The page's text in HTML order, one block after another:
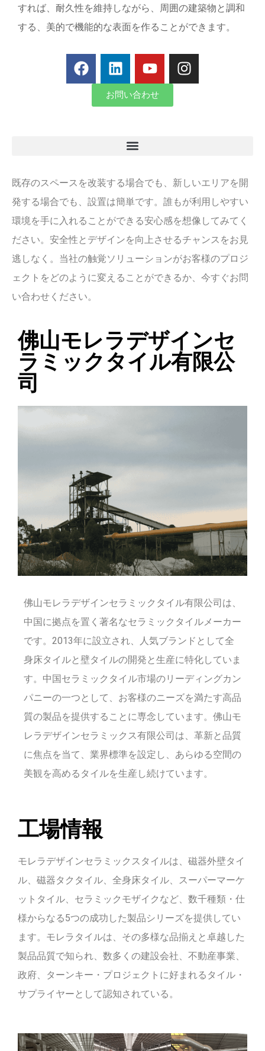
すれば、耐久性を維持しながら、周囲の建築物と調和
する、美的で機能的な表面を作ることができます。
お問い合わせ
既存のスペースを改装する場合でも、新しいエリアを開
発する場合でも、設置は簡単です。誰もが利用しやすい
環境を手に入れることができる安心感を想像してみてく
ださい。安全性とデザインを向上させるチャンスをお見
逃しなく。当社の触覚ソリューションがお客様のプロジ
ェクトをどのように変えることができるか、今すぐお問
い合わせください。
佛山モレラデザインセ
ラミックタイル有限公
司
佛山モレラデザインセラミックタイル有限公司は、
中国に拠点を置く著名なセラミックタイルメーカー
です。2013年に設立され、人気ブランドとして全
身床タイルと壁タイルの開発と生産に特化していま
す。中国セラミックタイル市場のリーディングカン
パニーの一つとして、お客様のニーズを満たす高品
質の製品を提供することに専念しています。佛山モ
レラデザインセラミックス有限公司は、革新と品質
に焦点を当て、業界標準を設定し、あらゆる空間の
美観を高めるタイルを生産し続けています。
工場情報
モレラデザインセラミックスタイルは、磁器外壁タイ
ル、磁器タクタイル、全身床タイル、スーパーマーケ
ットタイル、セラミックモザイクなど、数千種類・仕
様からなる5つの成功した製品シリーズを提供してい
ます。モレラタイルは、その多様な品揃えと卓越した
製品品質で知られ、数多くの建設会社、不動産事業、
政府、ターンキー・プロジェクトに好まれるタイル・
サプライヤーとして認知されている。